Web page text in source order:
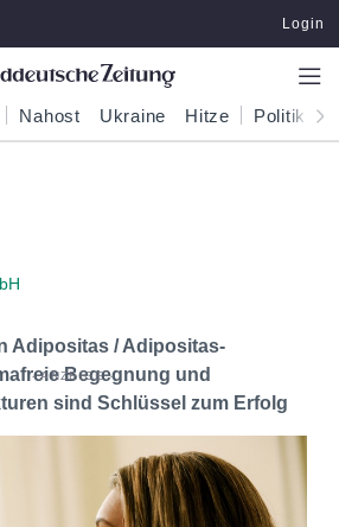
Login
Nahost Ukraine Hitze Politik
Adipositas / Adipositas-
Begegnung und
sind Schlüssel zum Erfolg